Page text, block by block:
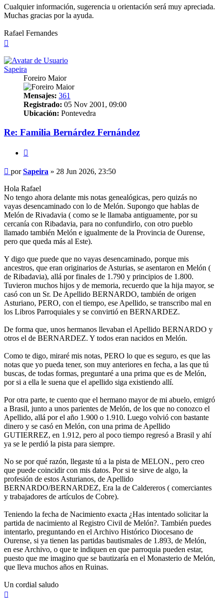
Cualquier información, sugerencia u orientación será muy apreciada.
Muchas gracias por la ayuda.
Rafael Fernandes
Sapeira
Foreiro Maior
Mensajes: 361
Registrado: 05 Nov 2001, 09:00
Ubicación: Pontevedra
Re: Familia Bernárdez Fernández
Mensaje
porSapeira » 28 Jun 2026, 23:50
Hola Rafael
No tengo ahora delante mis notas genealógicas, pero quizás no
vayas desencaminado con lo de Melón. Supongo que hablas de
Melón de Rivadavia ( como se le llamaba antiguamente, por su
cercanía con Ribadavia, para no confundirlo, con otro pueblo
llamado también Melón e igualmente de la Provincia de Ourense,
pero que queda más al Este).
Y digo que puede que no vayas desencaminado, porque mis
ancestros, que eran originarios de Asturias, se asentaron en Melón (
de Ribadavia), allá por finales de 1.790 y principios de 1.800.
Tuvieron muchos hijos y de memoria, recuerdo que la hija mayor, se
casó con un Sr. De Apellido BERNARDO, también de origen
Asturiano, PERO, con el tiempo, ese Apellido, se transcribo mal en
los Libros Parroquiales y se convirtió en BERNARDEZ.
De forma que, unos hermanos llevaban el Apellido BERNARDO y
otros el de BERNARDEZ. Y todos eran nacidos en Melón.
Como te digo, miraré mis notas, PERO lo que es seguro, es que las
notas que yo pueda tener, son muy anteriores en fecha, a las que tú
buscas, de todas formas, preguntaré a una prima que es de Melón,
por si a ella le suena que el apellido siga existiendo allí.
Por otra parte, te cuento que el hermano mayor de mi abuelo, emigró
a Brasil, junto a unos parientes de Melón, de los que no conozco el
Apellido, allá por el año 1.900 o 1.910. Luego volvió con bastante
dinero y se casó en Melón, con una prima de Apellido
GUTIERREZ, en 1.912, pero al poco tiempo regresó a Brasil y ahí
ya se le perdió la pista para siempre.
No se por qué razón, llegaste tú a la pista de MELON., pero creo
que puede coincidir con mis datos. Por si te sirve de algo, la
profesión de estos Asturianos, de Apellido
BERNARDO/BERNARDEZ, Era la de Caldereros ( comerciantes
y trabajadores de artículos de Cobre).
Teniendo la fecha de Nacimiento exacta ¿Has intentado solicitar la
partida de nacimiento al Registro Civil de Melón?. También puedes
intentarlo, preguntando en el Archivo Histórico Diocesano de
Ourense, si ya tienen las partidas bautismales de 1.893, de Melón,
en ese Archivo, o que te indiquen en que parroquia pueden estar,
puesto que me imagino que se bautizaría en el Monasterio de Melón,
que lleva muchos años en Ruinas.
Un cordial saludo